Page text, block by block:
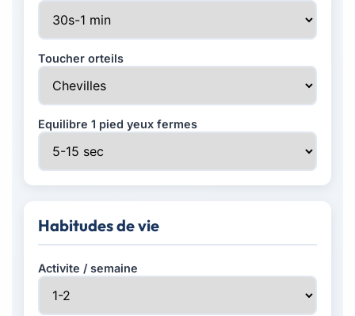
Toucher orteils
Equilibre 1 pied yeux fermes
Habitudes de vie
Activite / semaine